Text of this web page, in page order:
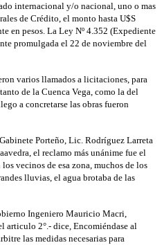
internacional y/o nacional, uno o mas
de Crédito, el monto hasta U$S
en pesos. La Ley Nº 4.352 (Expediente
promulgada el 22 de noviembre del
varios llamados a licitaciones, para
de la Cuenca Vega, como la del
a concretarse las obras fueron
Porteño, Lic. Rodríguez Larreta
el reclamo más unánime fue el
vecinos de esa zona, muchos de los
lluvias, el agua brotaba de las
Ingeniero Mauricio Macri,
articulo 2°.- dice, Encomiéndase al
las medidas necesarias para